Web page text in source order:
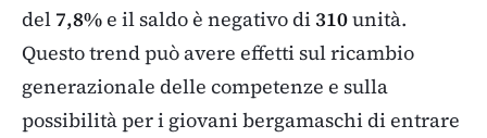
del 7,8%e il saldo è negativo di 310unità.
Questo trend può avere effetti sul ricambio
generazionale delle competenze e sulla
possibilità per i giovani bergamaschi di entrare